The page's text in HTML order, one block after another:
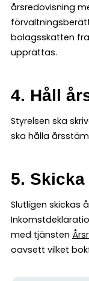
årsredovisning
bolagsskatten
upprättas.
4. Håll
Styrelsen ska
ska hålla
5.
Slutligen skickas
med tjänsten
oavsett vilket